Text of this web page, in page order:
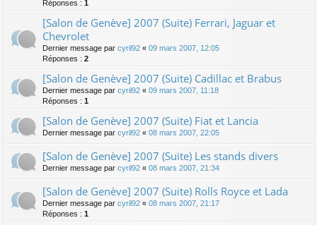
Réponses : 1
[Salon de Genève] 2007 (Suite) Ferrari, Jaguar et
Chevrolet
Dernier message par cyril92 « 09 mars 2007, 12:05
Réponses : 2
[Salon de Genève] 2007 (Suite) Cadillac et Brabus
Dernier message par cyril92 « 09 mars 2007, 11:18
Réponses : 1
[Salon de Genève] 2007 (Suite) Fiat et Lancia
Dernier message par cyril92 « 08 mars 2007, 22:05
[Salon de Genève] 2007 (Suite) Les stands divers
Dernier message par cyril92 « 08 mars 2007, 21:34
[Salon de Genève] 2007 (Suite) Rolls Royce et Lada
Dernier message par cyril92 « 08 mars 2007, 21:17
Réponses : 1